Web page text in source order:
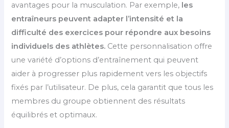
avantages pour la musculation. Par exemple, les
entraîneurs peuvent adapter l’intensité et la
difficulté des exercices pour répondre aux besoins
individuels des athlètes. Cette personnalisation offre
une variété d’options d’entraînement qui peuvent
aider à progresser plus rapidement vers les objectifs
fixés par l’utilisateur. De plus, cela garantit que tous les
membres du groupe obtiennent des résultats
équilibrés et optimaux.